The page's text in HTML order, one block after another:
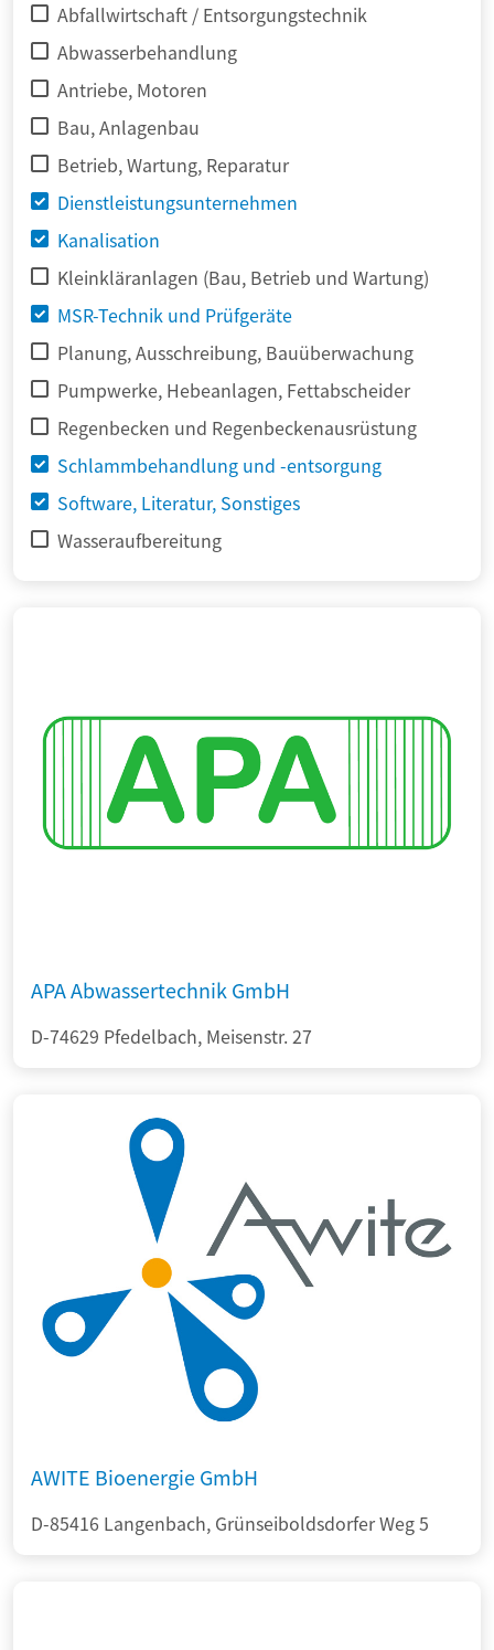
Abfallwirtschaft / Entsorgungstechnik
Abwasserbehandlung
Antriebe, Motoren
Bau, Anlagenbau
Betrieb, Wartung, Reparatur
Dienstleistungsunternehmen
Kanalisation
Kleinkläranlagen (Bau, Betrieb und Wartung)
MSR-Technik und Prüfgeräte
Planung, Ausschreibung, Bauüberwachung
Pumpwerke, Hebeanlagen, Fettabscheider
Regenbecken und Regenbeckenausrüstung
Schlammbehandlung und -entsorgung
Software, Literatur, Sonstiges
Wasseraufbereitung
APA Abwassertechnik GmbH
D-74629 Pfedelbach, Meisenstr. 27
AWITE Bioenergie GmbH
D-85416 Langenbach, Grünseiboldsdorfer Weg 5